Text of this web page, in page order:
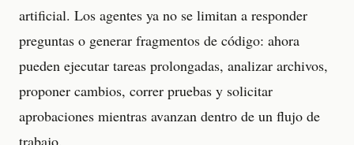
artificial. Los agentes ya no se limitan a responder
preguntas o generar fragmentos de código: ahora
pueden ejecutar tareas prolongadas, analizar archivos,
proponer cambios, correr pruebas y solicitar
aprobaciones mientras avanzan dentro de un flujo de
trabajo.